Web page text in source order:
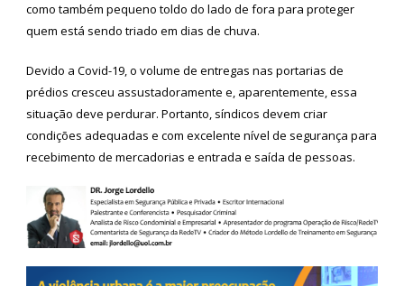
como também pequeno toldo do lado de fora para proteger
quem está sendo triado em dias de chuva.
Devido a Covid-19, o volume de entregas nas portarias de
prédios cresceu assustadoramente e, aparentemente, essa
situação deve perdurar. Portanto, síndicos devem criar
condições adequadas e com excelente nível de segurança para
recebimento de mercadorias e entrada e saída de pessoas.